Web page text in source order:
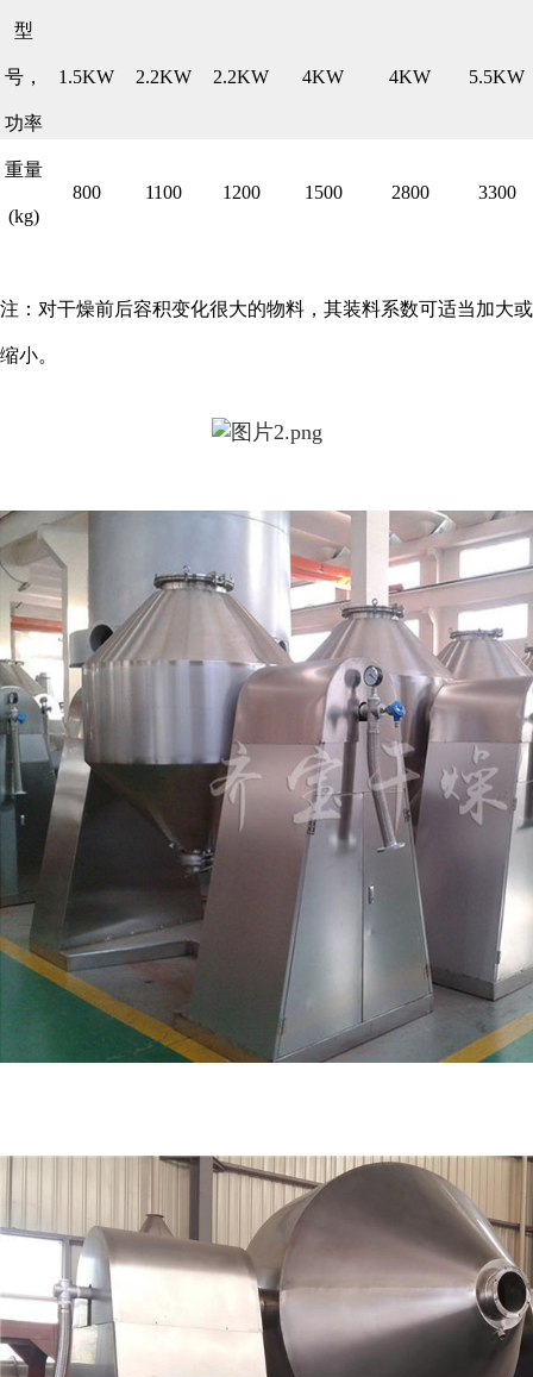
型
号，
功率
1.5KW 2.2KW 2.2KW 4KW 4KW 5.5KW
重量
(kg)
800 1100 1200 1500 2800 3300
注：对干燥前后容积变化很大的物料，其装料系数可适当加大或
缩小。